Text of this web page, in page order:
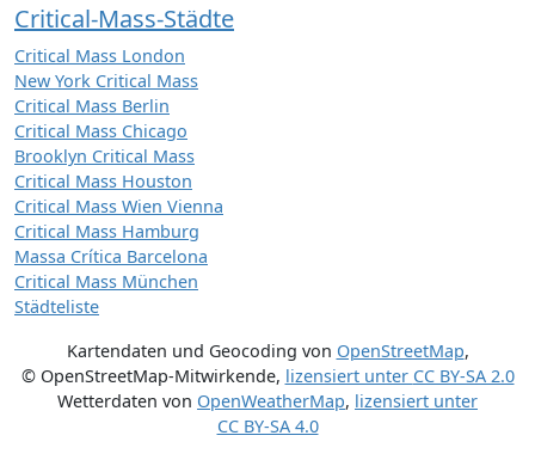
Critical-Mass-Städte
Critical Mass London
New York Critical Mass
Critical Mass Berlin
Critical Mass Chicago
Brooklyn Critical Mass
Critical Mass Houston
Critical Mass Wien Vienna
Critical Mass Hamburg
Massa Crítica Barcelona
Critical Mass München
Städteliste
Kartendaten und Geocoding von OpenStreetMap,
© OpenStreetMap-Mitwirkende, lizensiert unter CC BY-SA 2.0
Wetterdaten von OpenWeatherMap, lizensiert unter
CC BY-SA 4.0